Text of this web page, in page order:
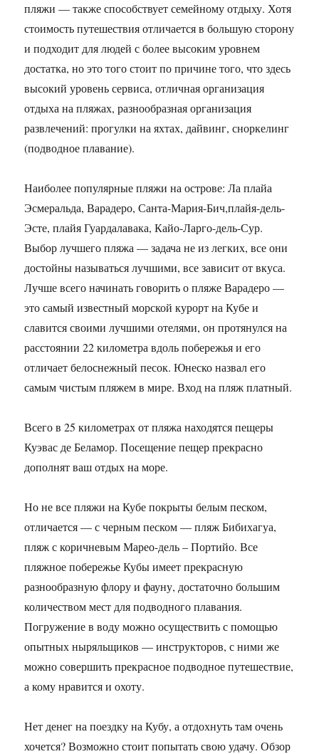
пляжи — также способствует семейному отдыху. Хотя
стоимость путешествия отличается в большую сторону
и подходит для людей с более высоким уровнем
достатка, но это того стоит по причине того, что здесь
высокий уровень сервиса, отличная организация
отдыха на пляжах, разнообразная организация
развлечений: прогулки на яхтах, дайвинг, сноркелинг
(подводное плавание).
Наиболее популярные пляжи на острове: Ла плайа
Эсмеральда, Варадеро, Санта-Мария-Бич,плайя-дель-
Эсте, плайя Гуардалавака, Кайо-Ларго-дель-Сур.
Выбор лучшего пляжа — задача не из легких, все они
достойны называться лучшими, все зависит от вкуса.
Лучше всего начинать говорить о пляже Варадеро —
это самый известный морской курорт на Кубе и
славится своими лучшими отелями, он протянулся на
расстоянии 22 километра вдоль побережья и его
отличает белоснежный песок. Юнеско назвал его
самым чистым пляжем в мире. Вход на пляж платный.
Всего в 25 километрах от пляжа находятся пещеры
Куэвас де Беламор. Посещение пещер прекрасно
дополнят ваш отдых на море.
Но не все пляжи на Кубе покрыты белым песком,
отличается — с черным песком — пляж Бибихагуа,
пляж с коричневым Марео-дель – Портийо. Все
пляжное побережье Кубы имеет прекрасную
разнообразную флору и фауну, достаточно большим
количеством мест для подводного плавания.
Погружение в воду можно осуществить с помощью
опытных ныряльщиков — инструкторов, с ними же
можно совершить прекрасное подводное путешествие,
а кому нравится и охоту.
Нет денег на поездку на Кубу, а отдохнуть там очень
хочется? Возможно стоит попытать свою удачу. Обзор